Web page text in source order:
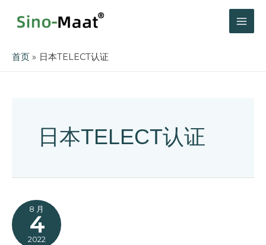
首页 日本TELECT认证
日本TELECT认证
8 月
4
2022